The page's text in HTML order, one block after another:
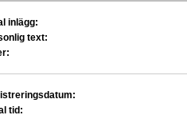
inlägg:
text:
tid: